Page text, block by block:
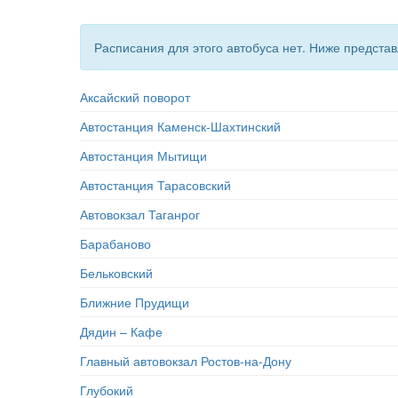
Расписания для этого автобуса нет. Ниже
Аксайский поворот
Автостанция Каменск-Шахтинский
Автостанция Мытищи
Автостанция Тарасовский
Автовокзал Таганрог
Барабаново
Бельковский
Ближние Прудищи
Дядин – Кафе
Главный автовокзал Ростов-на-Дону
Глубокий